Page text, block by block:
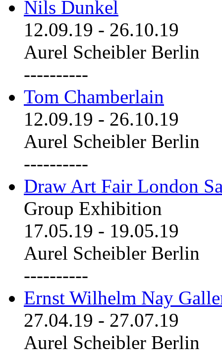
Nils Dunkel
12.09.19 - 26.10.19
Aurel Scheibler Berlin
----------
Tom Chamberlain
12.09.19 - 26.10.19
Aurel Scheibler Berlin
----------
Draw Art Fair London
Group Exhibition
17.05.19 - 19.05.19
Aurel Scheibler Berlin
----------
Ernst Wilhelm Nay
27.04.19 - 27.07.19
Aurel Scheibler Berlin